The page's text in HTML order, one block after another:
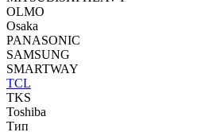
OLMO
Osaka
PANASONIC
SAMSUNG
SMARTWAY
TCL
TKS
Toshiba
Тип